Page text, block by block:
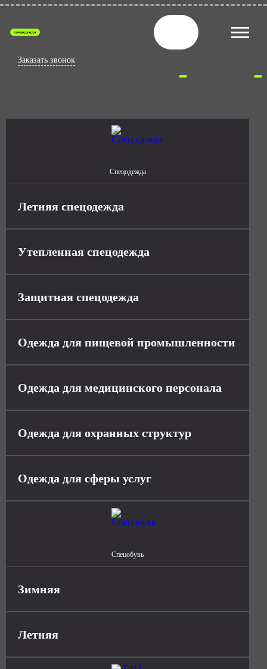
спецодежда
Заказать звонок
Спецодежда
Летняя спецодежда
Утепленная спецодежда
Защитная спецодежда
Одежда для пищевой промышленности
Одежда для медицинского персонала
Одежда для охранных структур
Одежда для сферы услуг
Спецобувь
Зимняя
Летняя